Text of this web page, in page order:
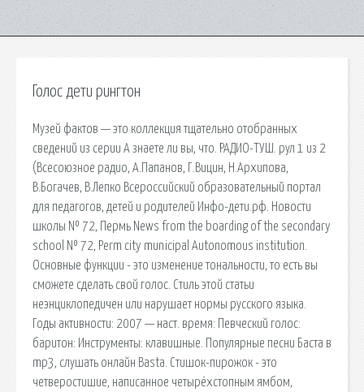
Голос дети рингтон
Музей фактов — это коллекция тщательно отобранных
сведений из серии А знаете ли вы, что. РАДИО-ТУШ. рул 1 из 2
(Всесоюзное радио, А.Папанов, Г.Вицин, Н.Архипова,
В.Богачев, В.Лепко Всероссийский образовательный портал
для педагогов, детей и родителей Инфо-дети.рф. Новости
школы № 72, Пермь News from the boarding of the secondary
school № 72, Perm city municipal Autonomous institution.
Основные функции - это изменение тональности, то есть вы
сможете сделать свой голос. Стиль этой статьи
неэнциклопедичен или нарушает нормы русского языка.
Годы активности: 2007 — наст. время: Певческий голос:
баритон: Инструменты: клавишные. Популярные песни Баста в
mp3, слушать онлайн Basta. Стишок-пирожок - это
четверостишие, написанное четырёхстопным ямбом,